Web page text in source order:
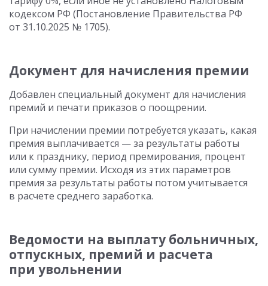
кодексом РФ (Постановление Правительства РФ
от 31.10.2025 № 1705).
Документ для начисления премии
Добавлен специальный документ для начисления
премий и печати приказов о поощрении.
При начислении премии потребуется указать, какая
премия выплачивается — за результаты работы
или к празднику, период премирования, процент
или сумму премии. Исходя из этих параметров
премия за результаты работы потом учитывается
в расчете среднего заработка.
Ведомости на выплату больничных,
отпускных, премий и расчета
при увольнении